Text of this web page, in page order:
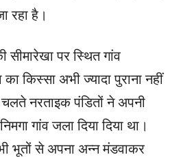
रहा है।
सीमारेखा पर स्थित गांव
किस्सा अभी ज्यादा पुराना नहीं
नरताइक पंडितों ने अपनी
गांव जला दिया दिया था।
भूतों से अपना अन्न मंडवाकर